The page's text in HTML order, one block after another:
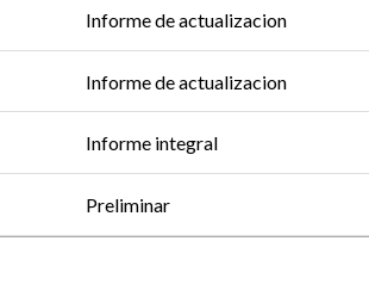
Informe de actualizacion
Informe de actualizacion
Informe integral
Preliminar